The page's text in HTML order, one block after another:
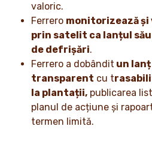
valoric.
Ferrero monitorizează
prin satelit ca lanțul
de defrișări.
Ferrero a dobândit un
transparent cu t
la plantații, publicarea
planul de acțiune și
termen limită.